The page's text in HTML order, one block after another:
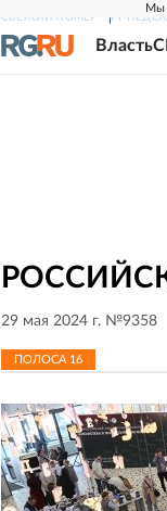
Мы
СВЕЖИЙ НОМЕР РГ-
Власть
29 мая 2024 г. №9358
ПОЛОСА 16